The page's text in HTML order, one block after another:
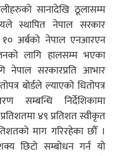
सानादेखि ठूलासम्म
स्थापित नेपाल सरकार
अर्बको नेपाल एनआरएन
लागि हालसम्म भएका
नेपाल सरकारप्रति आभार
बोर्डले ल्याएको धितोपत्र
सम्बन्धि निर्देशिकामा
४९ प्रतिशत स्वीकृत
माग गरिरहेका छौँ ।
छिटो सम्बोधन गर्न यो